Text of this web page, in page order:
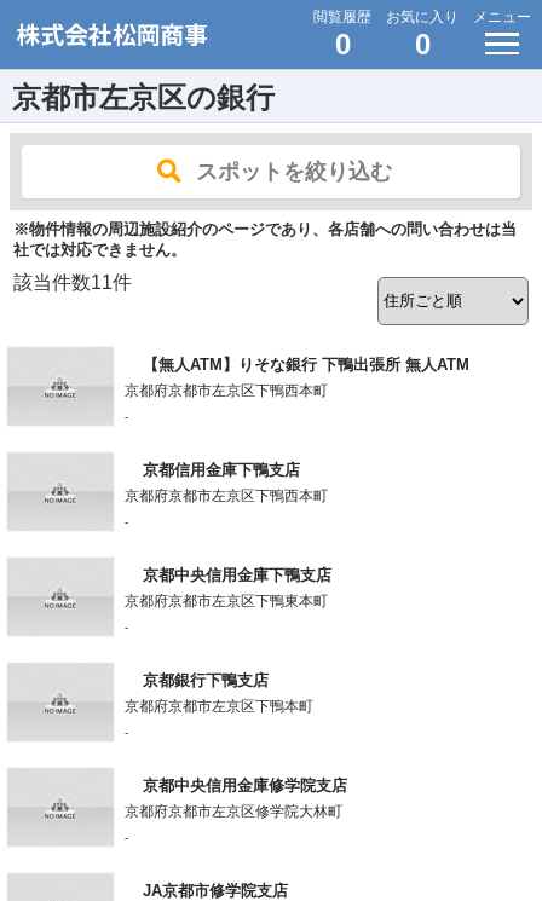
閲覧履歴
0
お気に入り
0
メニュー
京都市左京区の銀行
スポットを絞り込む
※物件情報の周辺施設紹介のページであり、各店舗への問い合わせは当
社では対応できません。
該当件数11件
【無人ATM】りそな銀行 下鴨出張所 無人ATM
京都府京都市左京区下鴨西本町
-
京都信用金庫下鴨支店
京都府京都市左京区下鴨西本町
-
京都中央信用金庫下鴨支店
京都府京都市左京区下鴨東本町
-
京都銀行下鴨支店
京都府京都市左京区下鴨本町
-
京都中央信用金庫修学院支店
京都府京都市左京区修学院大林町
-
JA京都市修学院支店